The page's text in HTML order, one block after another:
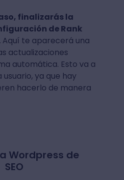
finalizarás la
de Rank
Aquí te aparecerá una
actualizaciones
automática. Esto va a
ya que hay
hacerlo de manera
Wordpress de
SEO